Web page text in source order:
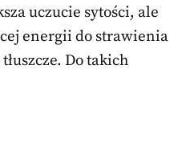
uczucie sytości, ale
energii do strawienia
Do takich